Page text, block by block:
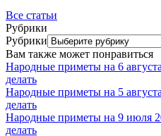
Все статьи
Рубрики
Рубрики
Вам также может понравиться
Народные приметы на 6
делать
Народные приметы на 5
делать
Народные приметы на 9 июля
делать